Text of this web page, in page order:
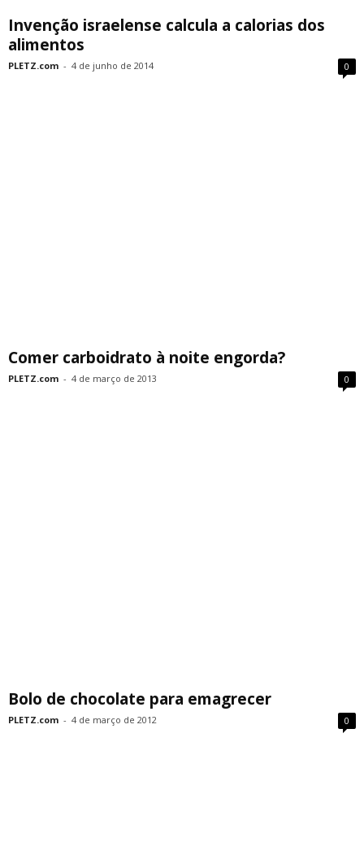
Invenção israelense calcula a calorias dos
alimentos
PLETZ.com - 4 de junho de 2014 0
Comer carboidrato à noite engorda?
PLETZ.com - 4 de março de 2013 0
Bolo de chocolate para emagrecer
PLETZ.com - 4 de março de 2012 0